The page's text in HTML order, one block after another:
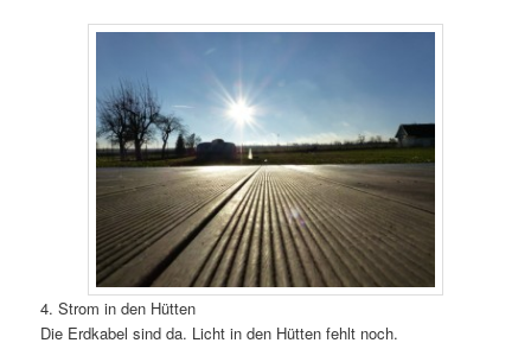
4. Strom in den Hütten
Die Erdkabel sind da. Licht in den Hütten fehlt noch.